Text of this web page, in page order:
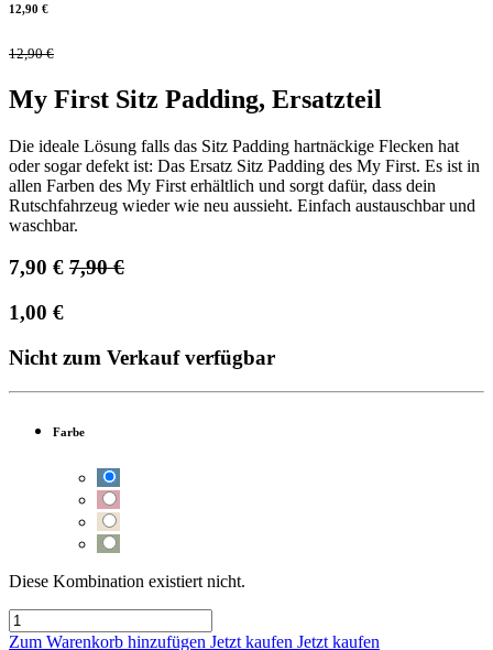
12,90 €
12,90€
My First Sitz Padding, Ersatzteil
Die ideale Lösung falls das Sitz Padding hartnäckige Flecken hat
oder sogar defekt ist: Das Ersatz Sitz Padding des My First. Es ist in
allen Farben des My First erhältlich und sorgt dafür, dass dein
Rutschfahrzeug wieder wie neu aussieht. Einfach austauschbar und
waschbar.
7,90 € 7,90€
1,00 €
Nicht zum Verkauf verfügbar
Farbe
Diese Kombination existiert nicht.
Zum Warenkorb hinzufügen Jetzt kaufen Jetzt kaufen